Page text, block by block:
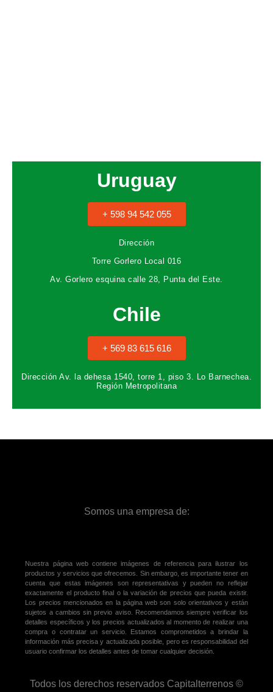
Uruguay
+ 598 94 542 055
Dirección
Torre Gorlero Local 016
Av. Gorlero esquina calle 28, Punta del Este.
Chile
+ 569 83 615 616
Dirección Av. la dehesa 1540, torre 1, piso 3. Lo Barnechea.
Región Metropolitana
Somos una empresa de:
Nuestra página web contiene imágenes de referencia para ilustrar los
productos y servicios que ofrecemos. Sin embargo, es importante tener en
cuenta que estas imágenes son representativas y pueden no reflejar
exactamente el producto final o la variación de precios que pueda existir.
Los precios mencionados en la página web son solo orientativos y están
sujetos a cambios sin previo aviso. Recomendamos siempre verificar los
detalles específicos y los precios actualizados al momento de realizar una
compra o contratar un servicio. Estamos comprometidos a brindar la
información más precisa y actualizada posible, pero es responsabilidad del
usuario confirmar los detalles antes de tomar cualquier decisión.
Todos los derechos reservados Capitalterrenos ©